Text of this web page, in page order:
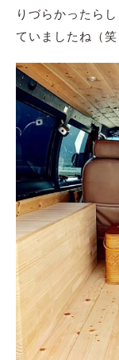
りづらかったら
ていましたね（笑